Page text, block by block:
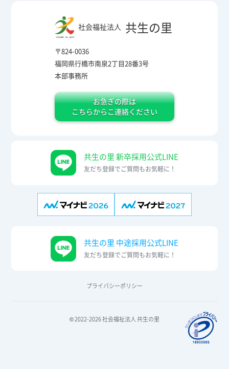
社会福祉法人 共生の里
〒824-0036
福岡県行橋市南泉2丁目28番3号
本部事務所
お急ぎの際は
こちらからこ連絡ください
共生の里 新卒採用公式LINE
友だち登録でご質問もお気軽に！
共生の里 中途採用公式LINE
友だち登録でご質問もお気軽に！
プライバシーポリシー
© 2022-2026 社会福祉法人 共生の里